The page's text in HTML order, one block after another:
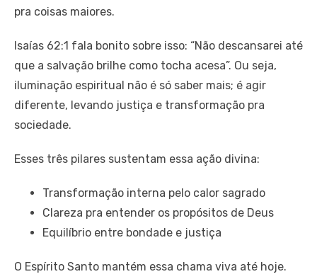
pra coisas maiores.
Isaías 62:1 fala bonito sobre isso: “Não descansarei até
que a salvação brilhe como tocha acesa”. Ou seja,
iluminação espiritual não é só saber mais; é agir
diferente, levando justiça e transformação pra
sociedade.
Esses três pilares sustentam essa ação divina:
Transformação interna pelo calor sagrado
Clareza pra entender os propósitos de Deus
Equilíbrio entre bondade e justiça
O Espírito Santo mantém essa chama viva até hoje.